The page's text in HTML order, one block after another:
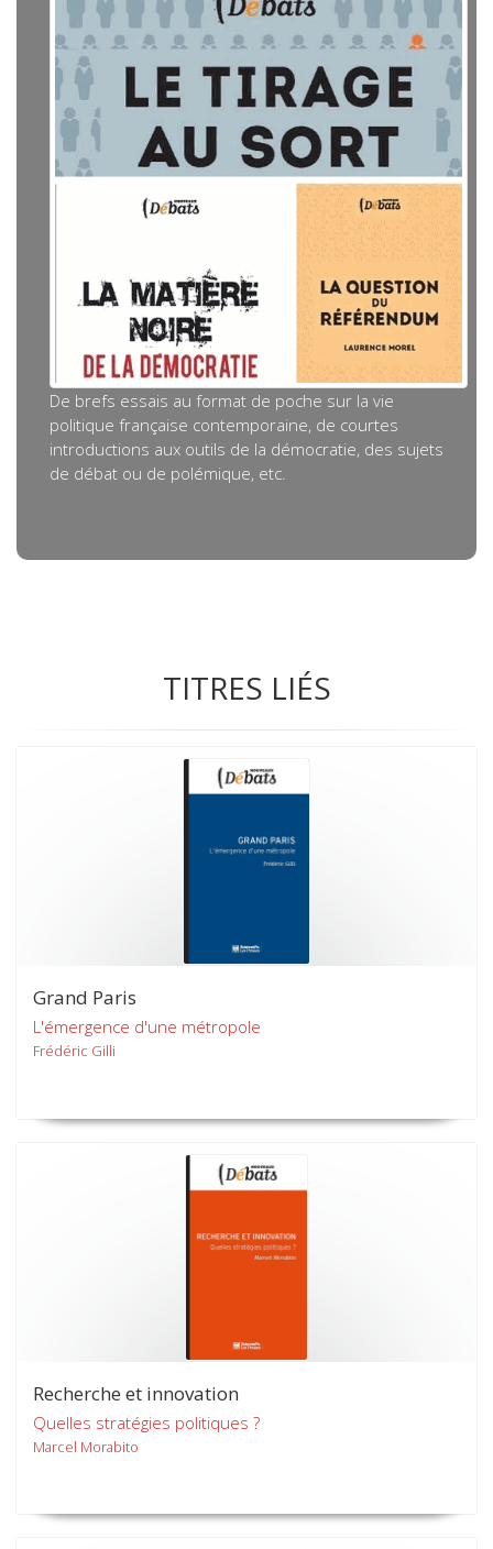
De brefs essais au format de poche sur la vie
politique française contemporaine, de courtes
introductions aux outils de la démocratie, des sujets
de débat ou de polémique, etc.
TITRES LIÉS
Grand Paris
L'émergence d'une métropole
Frédéric Gilli
Recherche et innovation
Quelles stratégies politiques ?
Marcel Morabito